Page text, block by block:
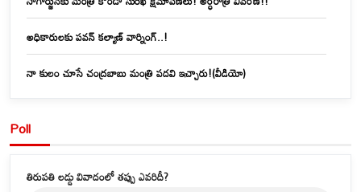
అధికారులకు పవన్ కల్యాణ్ వార్నింగ్..!
నా కులం చూసే చంద్రబాబు మంత్రి పదవి ఇచ్చారు!(వీడియో)
Poll
తిరుపతి లడ్డు వివాదంలో తప్పు ఎవరిదీ?